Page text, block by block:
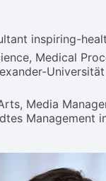
inspiring-
Medical
Media
Management